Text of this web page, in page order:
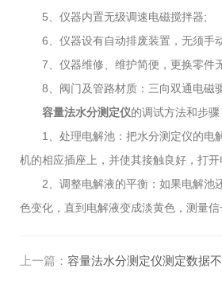
5、仪器内置无级调速电磁搅拌器;
6、仪器设有自动排废装置，无须手
7、仪器维修、维护简便，更换零件
8、阀门及管路材质：三向双通电磁驱
容量法水分测定仪的调试方法和步骤
1、处理电解池：把水分测定仪的电解
机的相应插座上，并使其接触良好，打开
2、调整电解液的平衡：如果电解池还
色变化，直到电解液变成淡黄色，测量
上一篇： 容量法水分测定仪测定数据